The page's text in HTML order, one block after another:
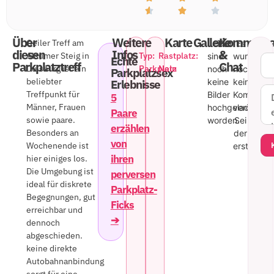
Über
diesen
Parkplatztreff
Geiler Treff am
Alsumer Steig in
Duisburg ist ein
beliebter
Treffpunkt für
Männer, Frauen
sowie paare.
Besonders an
Wochenende ist
hier einiges los.
Die Umgebung ist
ideal für diskrete
Begegnungen, gut
erreichbar und
dennoch
abgeschieden.
keine direkte
Autobahnanbindung
Echte
Parkplatzsex
Erlebnisse
5
Paare
erzählen
von
ihren
perversen
Parkplatz-
Ficks
➔
Weitere
InfosTyp:
Parkplatz
Rastplatz:
Nein
KarteGallerie
Leider
sind
noch
keine
Bilder
hochgeladen
worden.
&
Chat
Es
wurde
noch
kein
Sei
der
erste!